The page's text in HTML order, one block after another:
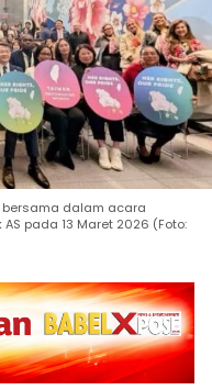
dalam acara
AS pada 13 Maret 2026 (Foto: